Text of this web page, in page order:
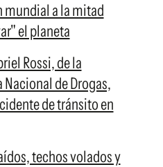
3,45
mundial a la mitad
el planeta
Rossi, de la
Nacional de Drogas,
de tránsito en
techos volados y